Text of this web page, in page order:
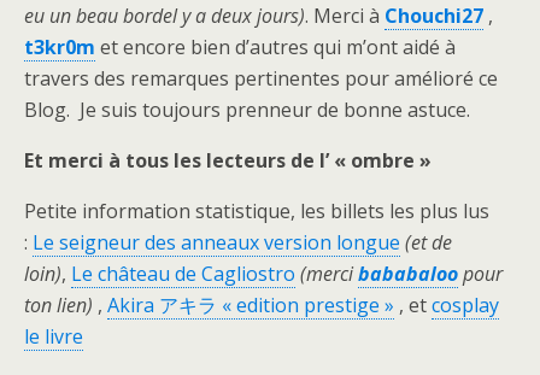
eu un beau bordel y a deux jours). Merci à Chouchi27 ,
t3kr0m et encore bien d’autres qui m’ont aidé à
travers des remarques pertinentes pour amélioré ce
Blog. Je suis toujours prenneur de bonne astuce.
Et merci à tous les lecteurs de l’ « ombre »
Petite information statistique, les billets les plus lus
: Le seigneur des anneaux version longue (et de
loin), Le château de Cagliostro (mercibababaloopour
ton lien) , Akira アキラ « edition prestige » , etcosplay
le livre